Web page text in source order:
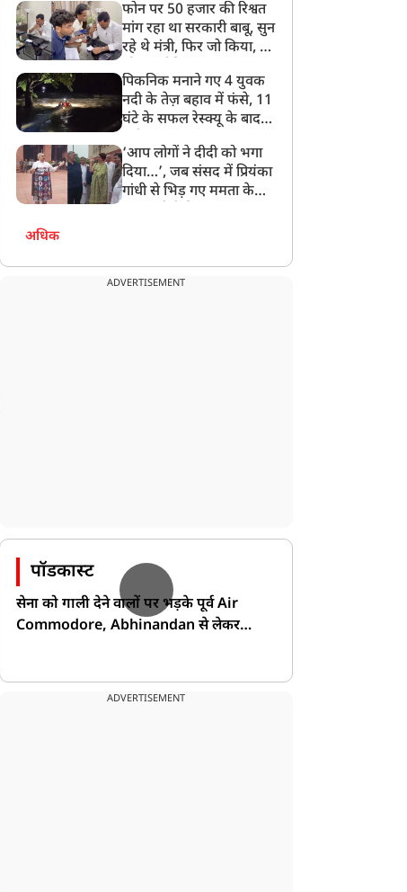
बेटी को गोद लें प्रधानमंत्री
फोन पर 50 हजार की रिश्वत
मांग रहा था सरकारी बाबू, सुन
रहे थे मंत्री, फिर जो किया, वो
पिकनिक मनाने गए 4 युवक
नदी के तेज़ बहाव में फंसे, 11
घंटे के सफल रेस्क्यू के बाद
‘आप लोगों ने दीदी को भगा
दिया…’, जब संसद में प्रियंका
गांधी से भिड़ गए ममता के
अधिक
ADVERTISEMENT
पॉडकास्ट
सेना को गाली देने वालों पर भड़के पूर्व Air
Commodore, Abhinandan से लेकर
ADVERTISEMENT